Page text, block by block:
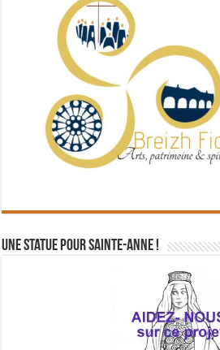
Une statue pour Sainte-Anne !